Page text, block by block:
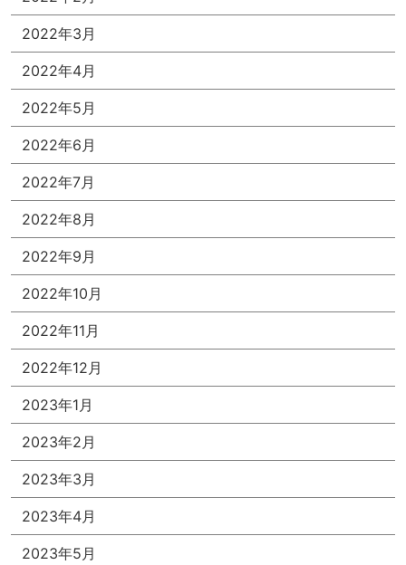
2022年3月
2022年4月
2022年5月
2022年6月
2022年7月
2022年8月
2022年9月
2022年10月
2022年11月
2022年12月
2023年1月
2023年2月
2023年3月
2023年4月
2023年5月